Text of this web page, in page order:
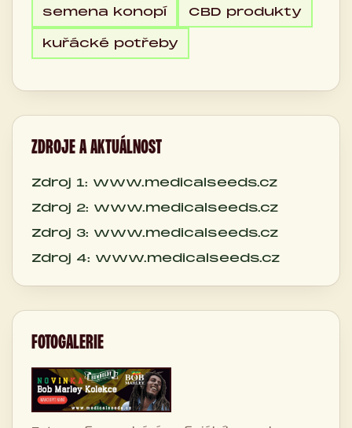
semena konopí CBD produkty
kuřácké potřeby
ZDROJE A AKTUÁLNOST
Zdroj 1: www.medicalseeds.cz
Zdroj 2: www.medicalseeds.cz
Zdroj 3: www.medicalseeds.cz
Zdroj 4: www.medicalseeds.cz
FOTOGALERIE